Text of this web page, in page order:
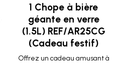
1 Chope à bière
géante en verre
(1.5L) REF/AR25CG
(Cadeau festif)
Offrez un cadeau amusant à